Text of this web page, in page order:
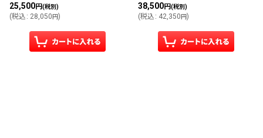
25,500円(税別)
(税込 : 28,050 円)
38,500円(税別)
(税込 : 42,350 円)